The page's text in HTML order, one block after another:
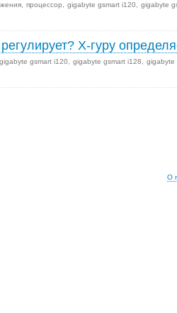
процессор gigabyte gsmart i120 gigabyte
Х-гуру
gigabyte gsmart i120 gigabyte gsmart i128 gigabyte
О